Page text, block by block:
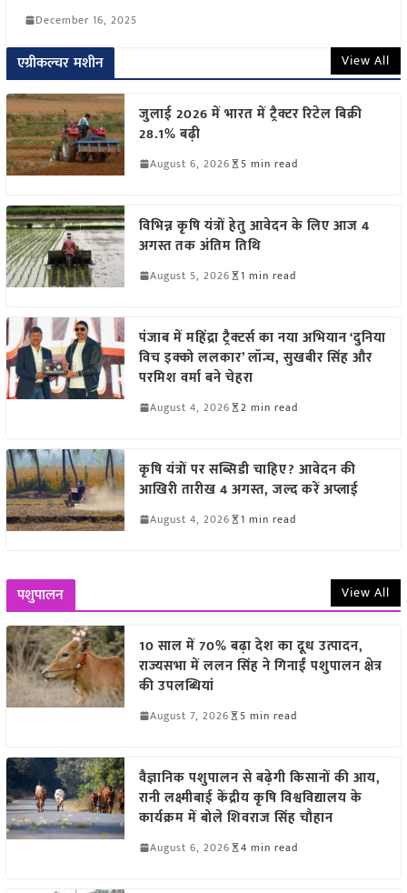
December 16, 2025
एग्रीकल्चर मशीन View All
जुलाई 2026 में भारत में ट्रैक्टर रिटेल बिक्री
28.1% बढ़ी
August 6, 2026 5 min read
विभिन्न कृषि यंत्रों हेतु आवेदन के लिए आज 4
अगस्त तक अंतिम तिथि
August 5, 2026 1 min read
पंजाब में महिंद्रा ट्रैक्टर्स का नया अभियान ‘दुनिया
विच इक्को ललकार’ लॉन्च, सुखबीर सिंह और
परमिश वर्मा बने चेहरा
August 4, 2026 2 min read
कृषि यंत्रों पर सब्सिडी चाहिए? आवेदन की
आखिरी तारीख 4 अगस्त, जल्द करें अप्लाई
August 4, 2026 1 min read
पशुपालन View All
10 साल में 70% बढ़ा देश का दूध उत्पादन,
राज्यसभा में ललन सिंह ने गिनाईं पशुपालन क्षेत्र
की उपलब्धियां
August 7, 2026 5 min read
वैज्ञानिक पशुपालन से बढ़ेगी किसानों की आय,
रानी लक्ष्मीबाई केंद्रीय कृषि विश्वविद्यालय के
कार्यक्रम में बोले शिवराज सिंह चौहान
August 6, 2026 4 min read